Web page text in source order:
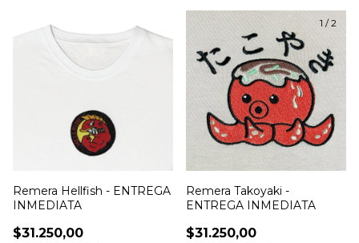
Remera Hellfish - ENTREGA
INMEDIATA
$31.250,00
1 /2
Remera Takoyaki -
ENTREGA INMEDIATA
$31.250,00